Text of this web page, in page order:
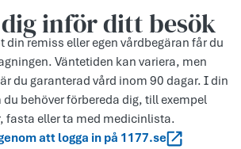
inför ditt besök
din remiss eller egen vårdbegäran får du
Väntetiden kan variera, men
du garanterad vård inom 90 dagar. I din
behöver förbereda dig, till exempel
fasta eller ta med medicinlista.
att logga in på 1177.se